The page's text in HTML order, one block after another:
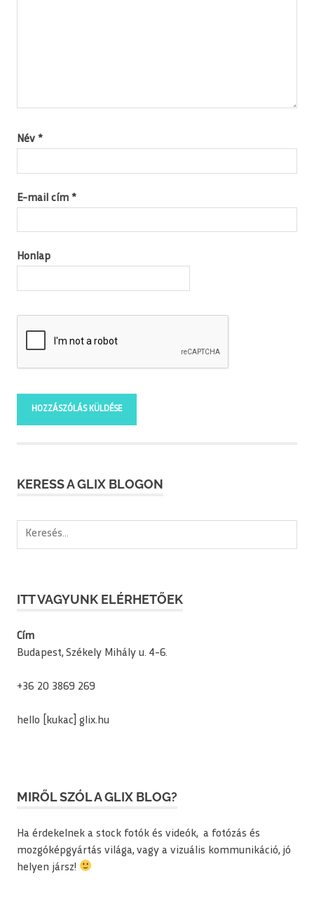
Név *
E-mail cím *
Honlap
KERESS A GLIX BLOGON
Keresés:
ITT VAGYUNK ELÉRHETŐEK
Cím
Budapest, Székely Mihály u. 4-6.
+36 20 3869 269
hello [kukac] glix.hu
MIRŐL SZÓL A GLIX BLOG?
Ha érdekelnek a stock fotók és videók, a fotózás és
mozgóképgyártás világa, vagy a vizuális kommunikáció, jó
helyen jársz!